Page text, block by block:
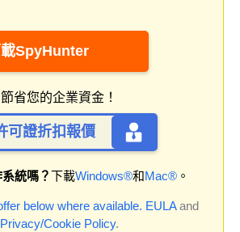
SpyHunter
節省您的企業資金！
可證折扣報價
統嗎？下載Windows®和Mac®。
below where available. EULAand
Privacy/Cookie Policy.